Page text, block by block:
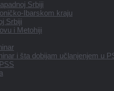
Srbiji
Ibarskom kraju
Srbiji
i Metohiji
i šta dobijam učlanjenjem u